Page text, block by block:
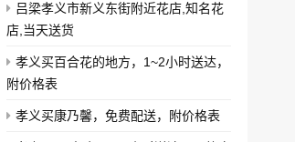
吕梁孝义市新义东街附近花店,知名花
店,当天送货
孝义买百合花的地方，1~2小时送达，
附价格表
孝义买康乃馨，免费配送，附价格表